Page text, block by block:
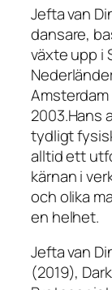
Jefta van
dansare,
växte upp i
2003.Hans
tydligt
alltid ett
kärnan i
och olika
en helhet.
Jefta van
(2019),